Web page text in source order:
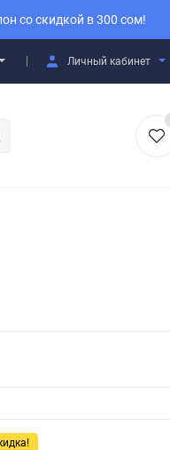
со скидкой в 300 сом!
Личный кабинет